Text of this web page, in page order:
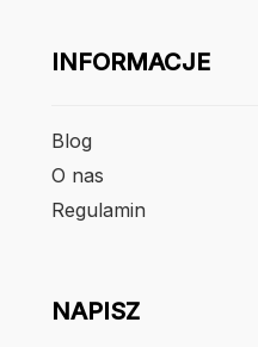
INFORMACJE
Blog
O nas
Regulamin
NAPISZ